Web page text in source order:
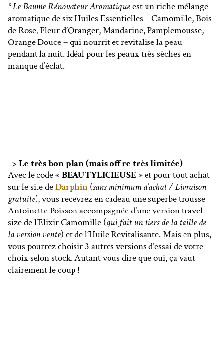
* Le Baume Rénovateur Aromatiqueest un riche mélange
aromatique de six Huiles Essentielles – Camomille, Bois
de Rose, Fleur d’Oranger, Mandarine, Pamplemousse,
Orange Douce – qui nourrit et revitalise la peau
pendant la nuit. Idéal pour les peaux très sèches en
manque d’éclat.
–> Le très bon plan (mais offre très limitée)
Avec le code «BEAUTYLICIEUSE» et pour tout achat
sur le site deDarphin (sans minimum d’achat / Livraison
gratuite), vous recevrez en cadeau une superbe trousse
Antoinette Poisson accompagnée d’une version travel
size de l’Elixir Camomille (qui fait un tiers de la taille de
la version vente) et de l’Huile Revitalisante. Mais en plus,
vous pourrez choisir 3 autres versions d’essai de votre
choix selon stock. Autant vous dire que oui, ça vaut
clairement le coup !